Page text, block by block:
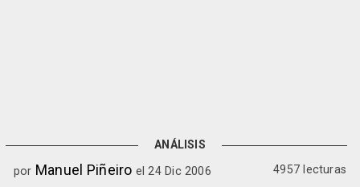
ANÁLISIS
por Manuel Piñeiro el 24 Dic 2006 4957 lecturas